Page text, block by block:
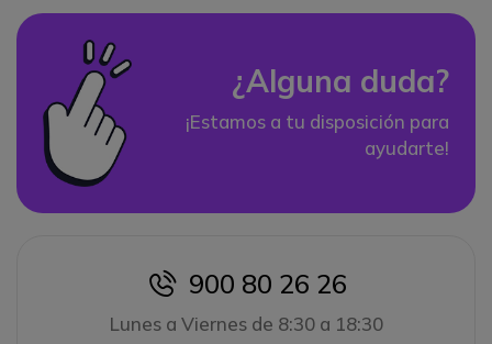
¿Alguna duda?
¡Estamos a tu disposición para
ayudarte!
icon
900 80 26 26
Lunes a Viernes de 8:30 a 18:30